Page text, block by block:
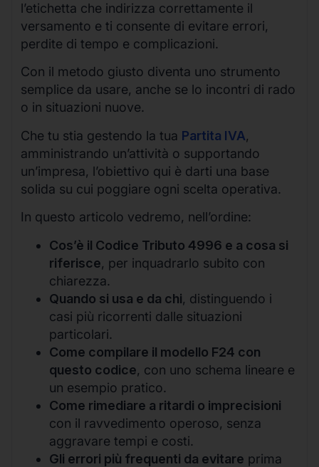
l’etichetta che indirizza correttamente il
versamento e ti consente di evitare errori,
perdite di tempo e complicazioni.
Con il metodo giusto diventa uno strumento
semplice da usare, anche se lo incontri di rado
o in situazioni nuove.
Che tu stia gestendo la tua Partita IVA,
amministrando un’attività o supportando
un’impresa, l’obiettivo qui è darti una base
solida su cui poggiare ogni scelta operativa.
In questo articolo vedremo, nell’ordine:
Cos’è il Codice Tributo 4996 e a cosa si
riferisce, per inquadrarlo subito con
chiarezza.
Quando si usa e da chi, distinguendo i
casi più ricorrenti dalle situazioni
particolari.
Come compilare il modello F24 con
questo codice, con uno schema lineare e
un esempio pratico.
Come rimediare a ritardi o imprecisioni
con il ravvedimento operoso, senza
aggravare tempi e costi.
Gli errori più frequenti da evitare prima